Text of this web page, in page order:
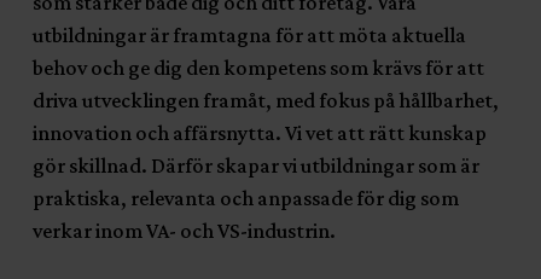
utbildningar är framtagna för att möta aktuella
behov och ge dig den kompetens som krävs för att
driva utvecklingen framåt, med fokus på hållbarhet,
innovation och affärsnytta. Vi vet att rätt kunskap
gör skillnad. Därför skapar vi utbildningar som är
praktiska, relevanta och anpassade för dig som
verkar inom VA- och VS-industrin.